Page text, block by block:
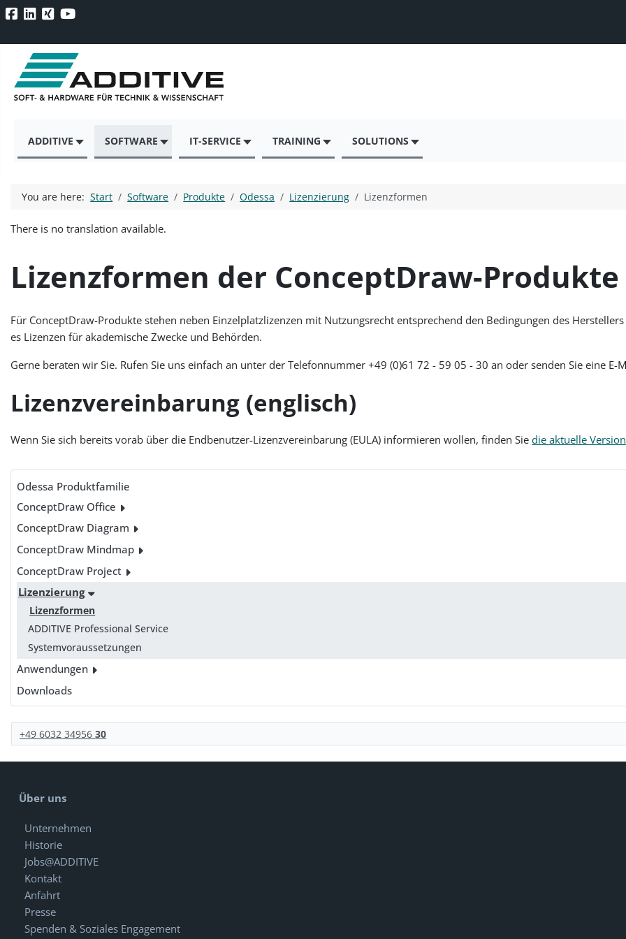
ADDITIVE SOFTWARE IT-SERVICE TRAINING SOLUTIONS
Odessa Produktfamilie
ConceptDraw Office
ConceptDraw Diagram
ConceptDraw Mindmap
ConceptDraw Project
Lizenzierung
Lizenzformen
ADDITIVE Professional Service
Systemvoraussetzungen
Anwendungen
Downloads
+49 6032 3495630
You are here:Start Software Produkte Odessa Lizenzierung Lizenzformen
There is no translation available.
Lizenzformen der ConceptDraw-Produkte
Für ConceptDraw-Produkte stehen neben Einzelplatzlizenzen mit Nutzungsrecht entsprechend den Bedingungen des
es Lizenzen für akademische Zwecke und Behörden.
Gerne beraten wir Sie. Rufen Sie uns einfach an unter der Telefonnummer +49 (0)61 72 - 59 05 - 30 an oder senden Sie eine E-
Lizenzvereinbarung (englisch)
Wenn Sie sich bereits vorab über die Endbenutzer-Lizenzvereinbarung (EULA) informieren wollen, finden Siedie aktuelle
Über uns
Unternehmen
Historie
Jobs@ADDITIVE
Kontakt
Anfahrt
Presse
Spenden & Soziales Engagement